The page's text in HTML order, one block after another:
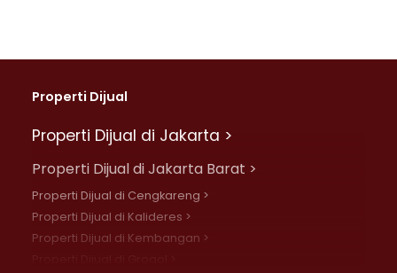
Properti Dijual
Properti Dijual di Jakarta >
Properti Dijual di Jakarta Barat >
Properti Dijual di Cengkareng >
Properti Dijual di Kalideres >
Properti Dijual di Kembangan >